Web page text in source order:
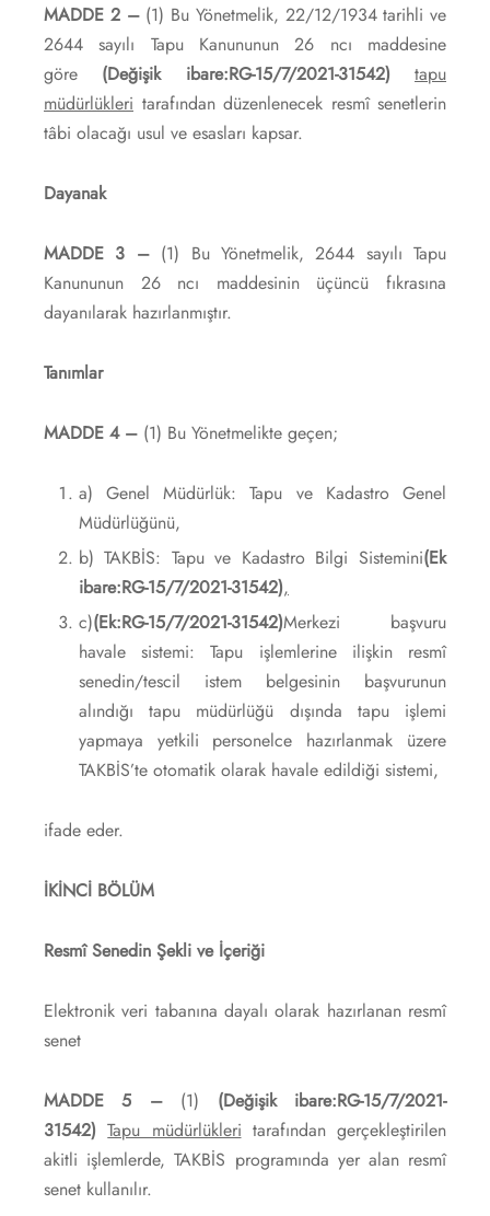
MADDE 2 –(1) Bu Yönetmelik, 22/12/1934 tarihli ve
2644 sayılı Tapu Kanununun 26 ncı maddesine
göre (Değişik ibare:RG-15/7/2021-31542)
tapu
müdürlükleri tarafından düzenlenecek resmî senetlerin
tâbi olacağı usul ve esasları kapsar.
Dayanak
MADDE 3 –(1) Bu Yönetmelik, 2644 sayılı Tapu
Kanununun 26 ncı maddesinin üçüncü fıkrasına
dayanılarak hazırlanmıştır.
Tanımlar
MADDE 4 – (1) Bu Yönetmelikte geçen;
a) Genel Müdürlük: Tapu ve Kadastro Genel
Müdürlüğünü,
b) TAKBİS: Tapu ve Kadastro Bilgi Sistemini(Ek
ibare:RG-15/7/2021-31542),
c)(Ek:RG-15/7/2021-31542)Merkezi başvuru
havale sistemi: Tapu işlemlerine ilişkin resmî
senedin/tescil istem belgesinin başvurunun
alındığı tapu müdürlüğü dışında tapu işlemi
yapmaya yetkili personelce hazırlanmak üzere
TAKBİS’te otomatik olarak havale edildiği sistemi,
ifade eder.
İKİNCİ BÖLÜM
Resmî Senedin Şekli ve İçeriği
Elektronik veri tabanına dayalı olarak hazırlanan resmî
senet
MADDE 5 – (1) (Değişik ibare:RG-15/7/2021-
31542)Tapu müdürlükleri tarafından gerçekleştirilen
akitli işlemlerde, TAKBİS programında yer alan resmî
senet kullanılır.